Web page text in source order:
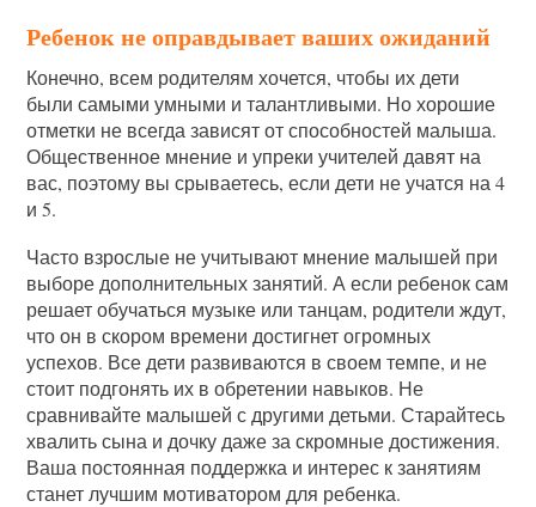
Ребенок не оправдывает ваших ожиданий
Конечно, всем родителям хочется, чтобы их дети
были самыми умными и талантливыми. Но хорошие
отметки не всегда зависят от способностей малыша.
Общественное мнение и упреки учителей давят на
вас, поэтому вы срываетесь, если дети не учатся на 4
и 5.
Часто взрослые не учитывают мнение малышей при
выборе дополнительных занятий. А если ребенок сам
решает обучаться музыке или танцам, родители ждут,
что он в скором времени достигнет огромных
успехов. Все дети развиваются в своем темпе, и не
стоит подгонять их в обретении навыков. Не
сравнивайте малышей с другими детьми. Старайтесь
хвалить сына и дочку даже за скромные достижения.
Ваша постоянная поддержка и интерес к занятиям
станет лучшим мотиватором для ребенка.